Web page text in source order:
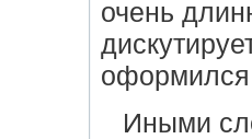
очень
оформился
Иными